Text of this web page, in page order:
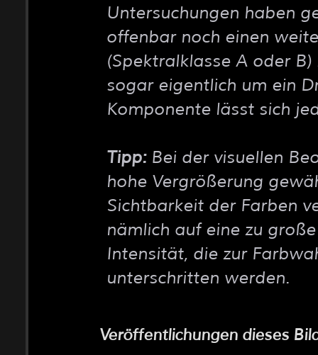
Untersuchungen haben
offenbar noch einen
(Spektralklasse A oder
sogar eigentlich um ein
Komponente lässt sich
Tipp:Bei der visuellen
hohe Vergrößerung
Sichtbarkeit der Farben
nämlich auf eine zu
Intensität, die zur
unterschritten werden.
Veröffentlichungen dieses